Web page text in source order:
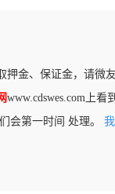
金、保证金，请微友
www.cdswes.com上看
会第一时间 处理。